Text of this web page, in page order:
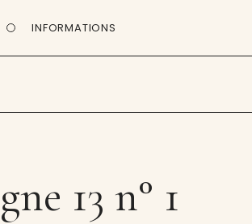
INFORMATIONS
13 n° 1